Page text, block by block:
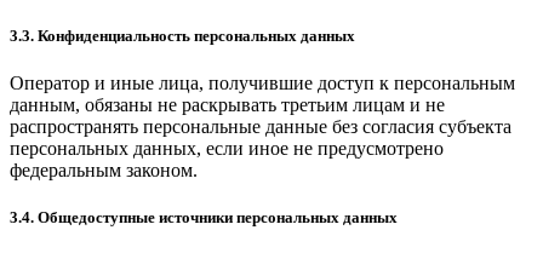
3.3. Конфиденциальность персональных данных
Оператор и иные лица, получившие доступ к персональным
данным, обязаны не раскрывать третьим лицам и не
распространять персональные данные без согласия субъекта
персональных данных, если иное не предусмотрено
федеральным законом.
3.4. Общедоступные источники персональных данных